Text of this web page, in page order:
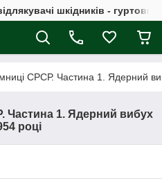
шкідників -
СРСР. Частина 1. Ядерний
Частина 1. Ядерний вибух
році